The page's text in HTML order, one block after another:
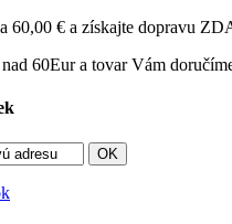
60,00 € a získajte dopravu
60Eur a tovar Vám
OK